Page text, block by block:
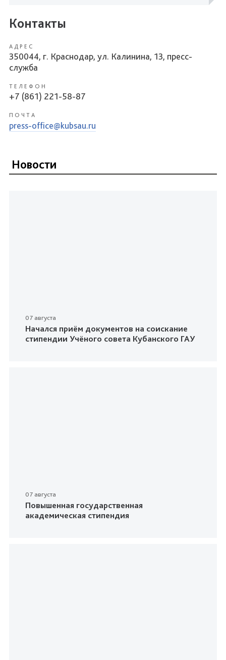
Контакты
АДРЕС
350044, г. Краснодар, ул. Калинина, 13, пресс-
служба
ТЕЛЕФОН
+7 (861) 221-58-87
ПОЧТА
press-office@kubsau.ru
Новости
07 августа
Начался приём документов на соискание
стипендии Учёного совета Кубанского ГАУ
07 августа
Повышенная государственная
академическая стипендия